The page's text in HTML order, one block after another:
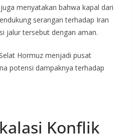
menyatakan bahwa kapal dari
serangan terhadap Iran
jalur tersebut dengan aman.
Hormuz menjadi pusat
potensi dampaknya terhadap
Konflik